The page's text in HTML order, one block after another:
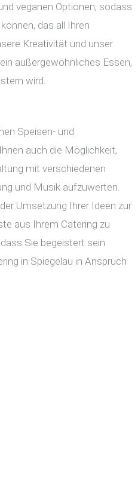
veganen Optionen, sodass
das all Ihren
Kreativität und unser
außergewöhnliches Essen,
wird.
Speisen- und
auch die Möglichkeit,
mit verschiedenen
und Musik aufzuwerten.
Umsetzung Ihrer Ideen zur
aus Ihrem Catering zu
Sie begeistert sein
in Spiegelau in Anspruch